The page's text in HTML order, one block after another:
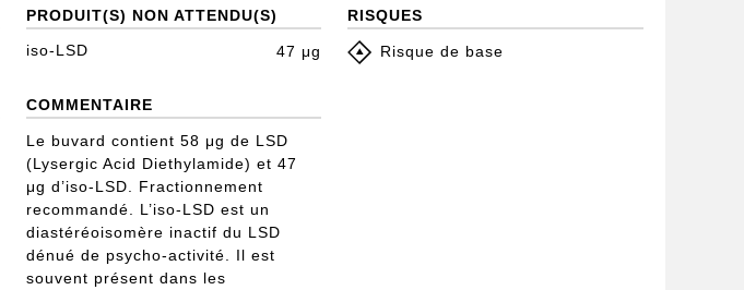
PRODUIT(S) NON ATTENDU(S)
iso-LSD
47 μg
RISQUES
Risque de base
COMMENTAIRE
Le buvard contient 58 μg de LSD
(Lysergic Acid Diethylamide) et 47
μg d’iso-LSD. Fractionnement
recommandé. L’iso-LSD est un
diastéréoisomère inactif du LSD
dénué de psycho-activité. Il est
souvent présent dans les